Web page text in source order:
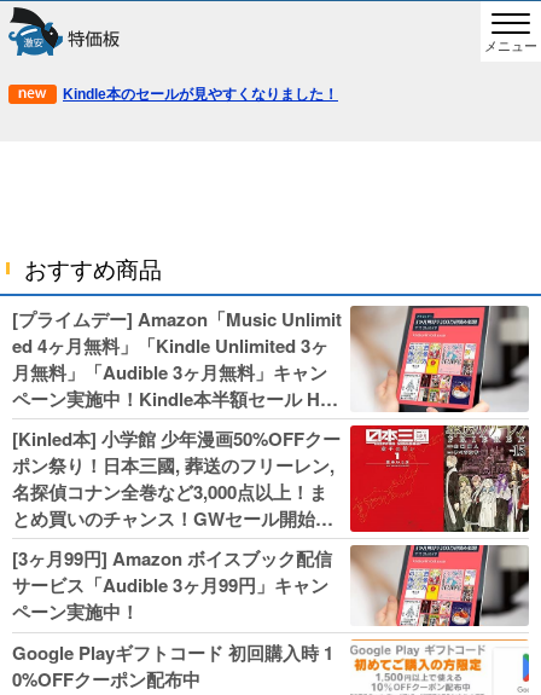
メニュー
Kindle本のセールが見やすくなりました！
おすすめ商品
[プライムデー] Amazon「Music Unlimit
ed 4ヶ月無料」「Kindle Unlimited 3ヶ
月無料」「Audible 3ヶ月無料」キャン
ペーン実施中！Kindle本半額セール HU
NTER×HUNTERなど集英社、無職転生,
幼女戦記などKADOKAWA、キャプテン
翼100円セールも！
[Kinled本] 小学館 少年漫画50%OFFクー
ポン祭り！日本三國, 葬送のフリーレン,
名探偵コナン全巻など3,000点以上！ま
とめ買いのチャンス！GWセール開始！
人気コミック多数 カドカワ祭やIT関連本
がセールに！
[3ヶ月99円] Amazon ボイスブック配信
サービス「Audible 3ヶ月99円」キャン
ペーン実施中！
Google Playギフトコード 初回購入時 1
0%OFFクーポン配布中